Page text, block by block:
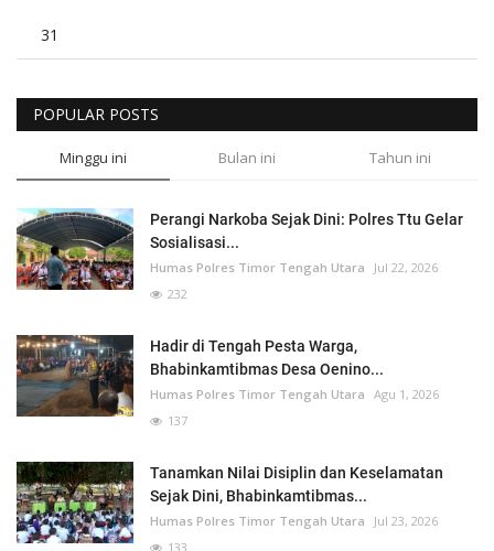
31
POPULAR POSTS
Minggu ini Bulan ini Tahun ini
Perangi Narkoba Sejak Dini: Polres Ttu Gelar
Sosialisasi...
Humas Polres Timor Tengah Utara
Jul 22, 2026
232
Hadir di Tengah Pesta Warga,
Bhabinkamtibmas Desa Oenino...
Humas Polres Timor Tengah Utara Agu 1, 2026
137
Tanamkan Nilai Disiplin dan Keselamatan
Sejak Dini, Bhabinkamtibmas...
Humas Polres Timor Tengah Utara
Jul 23, 2026
133